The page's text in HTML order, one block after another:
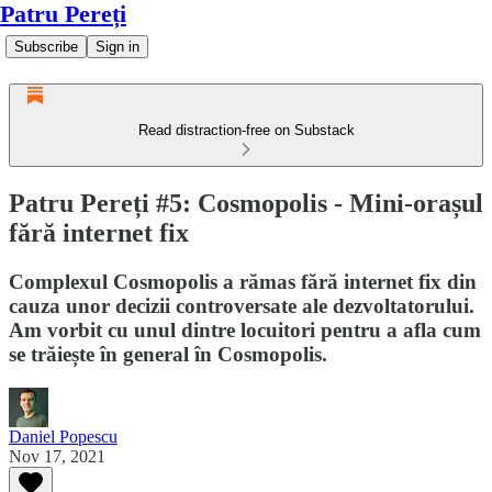
Patru Pereți
Subscribe Sign in
Read distraction-free on Substack
Patru Pereți #5: Cosmopolis - Mini-orașul
fără internet fix
Complexul Cosmopolis a rămas fără internet fix din
cauza unor decizii controversate ale dezvoltatorului.
Am vorbit cu unul dintre locuitori pentru a afla cum
se trăiește în general în Cosmopolis.
Daniel Popescu
Nov 17, 2021